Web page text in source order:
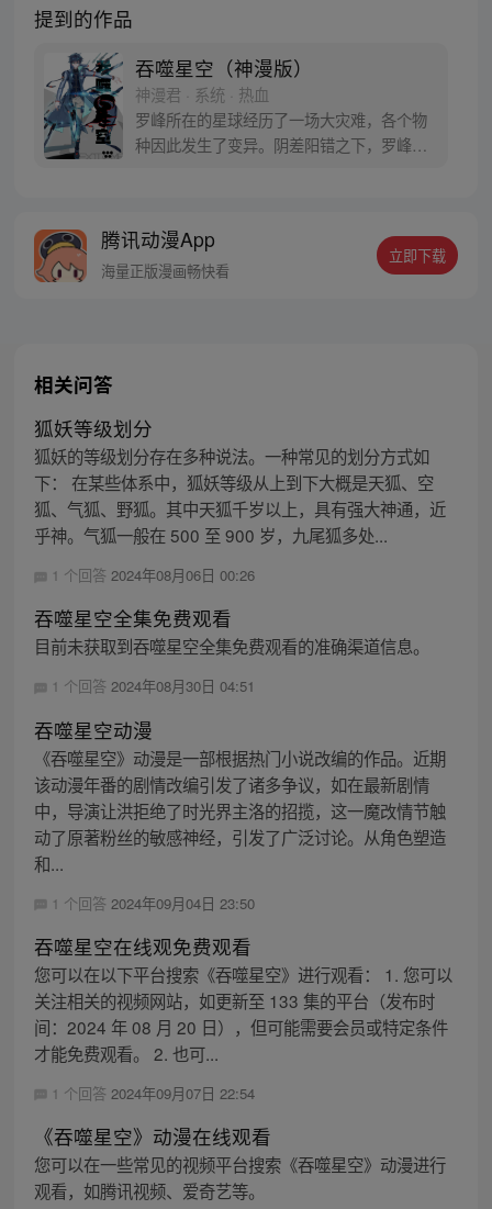
提到的作品
吞噬星空（神漫版）
神漫君 · 系统 · 热血
罗峰所在的星球经历了一场大灾难，各个物
种因此发生了变异。阴差阳错之下，罗峰得
取而代之，成为了新的星空吞噬巨兽，同时
还形成了人类分身。最终，罗峰迈出了他所
腾讯动漫App
海量正版漫画畅快看
立即下载
相关问答
狐妖等级划分
狐妖的等级划分存在多种说法。一种常见的划分方式如
下： 在某些体系中，狐妖等级从上到下大概是天狐、空
狐、气狐、野狐。其中天狐千岁以上，具有强大神通，近
乎神。气狐一般在 500 至 900 岁，九尾狐多处...
1 个回答 2024年08月06日 00:26
吞噬星空全集免费观看
目前未获取到吞噬星空全集免费观看的准确渠道信息。
1 个回答 2024年08月30日 04:51
吞噬星空动漫
《吞噬星空》动漫是一部根据热门小说改编的作品。近期
该动漫年番的剧情改编引发了诸多争议，如在最新剧情
中，导演让洪拒绝了时光界主洛的招揽，这一魔改情节触
动了原著粉丝的敏感神经，引发了广泛讨论。从角色塑造
和...
1 个回答 2024年09月04日 23:50
吞噬星空在线观免费观看
您可以在以下平台搜索《吞噬星空》进行观看： 1. 您可以
关注相关的视频网站，如更新至 133 集的平台（发布时
间：2024 年 08 月 20 日），但可能需要会员或特定条件
才能免费观看。 2. 也可...
1 个回答 2024年09月07日 22:54
《吞噬星空》动漫在线观看
您可以在一些常见的视频平台搜索《吞噬星空》动漫进行
观看，如腾讯视频、爱奇艺等。